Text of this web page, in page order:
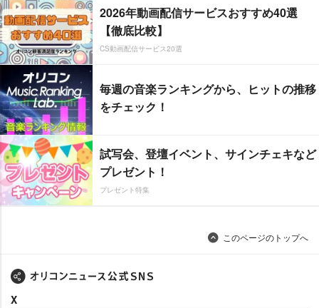
2026年動画配信サービスおすすめ40選
【徹底比較】
CS動画配信サービス20選
毎週の音楽ランキングから、ヒットの推移
をチェック！
試写会、登壇イベント、サインチェキなど
プレゼント！
プレゼント特集
このページのトップへ
X